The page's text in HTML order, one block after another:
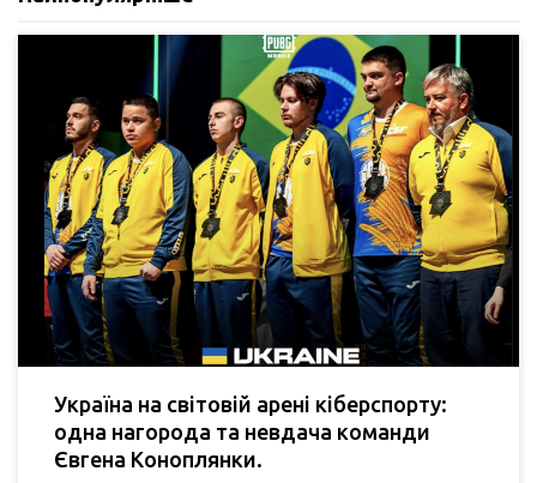
Україна на світовій арені кіберспорту:
одна нагорода та невдача команди
Євгена Коноплянки.